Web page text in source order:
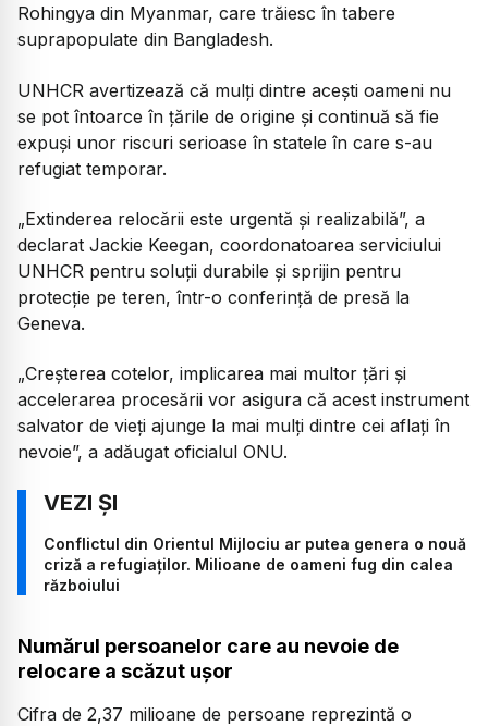
Rohingya din Myanmar, care trăiesc în tabere
suprapopulate din Bangladesh.
UNHCR avertizează că mulți dintre acești oameni nu
se pot întoarce în țările de origine și continuă să fie
expuși unor riscuri serioase în statele în care s-au
refugiat temporar.
„Extinderea relocării este urgentă și realizabilă”, a
declarat Jackie Keegan, coordonatoarea serviciului
UNHCR pentru soluții durabile și sprijin pentru
protecție pe teren, într-o conferință de presă la
Geneva.
„Creșterea cotelor, implicarea mai multor țări și
accelerarea procesării vor asigura că acest instrument
salvator de vieți ajunge la mai mulți dintre cei aflați în
nevoie”, a adăugat oficialul ONU.
Conflictul din Orientul Mijlociu ar putea genera o nouă
criză a refugiaților. Milioane de oameni fug din calea
războiului
Numărul persoanelor care au nevoie de
relocare a scăzut ușor
Cifra de 2,37 milioane de persoane reprezintă o